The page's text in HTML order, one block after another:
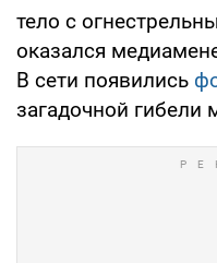
тело с
оказался
В сети появились
загадочной гибели